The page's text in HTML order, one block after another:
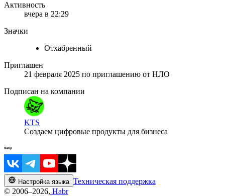
Активность
вчера в 22:29
Значки
Отхабренный
Приглашен
21 февраля 2025 по приглашению от НЛО
Подписан на компании
KTS
Создаем цифровые продукты для бизнеса
Настройка языка Техническая поддержка
© 2006–2026, Habr